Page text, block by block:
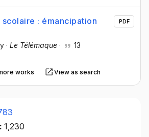
: émancipation
· Le Télémaque · 13
PDF
works View as search
1,230